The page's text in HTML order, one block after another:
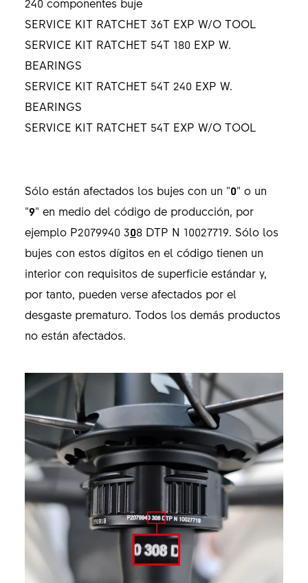
SERVICE KIT RATCHET 36T EXP W/O TOOL
SERVICE KIT RATCHET 54T 180 EXP W.
BEARINGS
SERVICE KIT RATCHET 54T 240 EXP W.
BEARINGS
SERVICE KIT RATCHET 54T EXP W/O TOOL
Sólo están afectados los bujes con un "0" o un
"9" en medio del código de producción, por
ejemplo P2079940 308 DTP N 10027719. Sólo los
bujes con estos dígitos en el código tienen un
interior con requisitos de superficie estándar y,
por tanto, pueden verse afectados por el
desgaste prematuro. Todos los demás productos
no están afectados.